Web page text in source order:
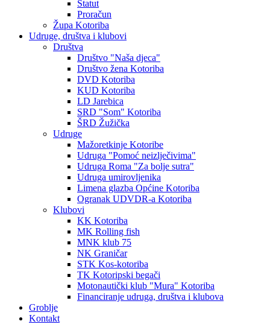
Statut
Proračun
Župa Kotoriba
Udruge, društva i klubovi
Društva
Društvo "Naša djeca"
Društvo žena Kotoriba
DVD Kotoriba
KUD Kotoriba
LD Jarebica
SRD "Som" Kotoriba
ŠRD Žužička
Udruge
Mažoretkinje Kotoribe
Udruga "Pomoć neizlječivima"
Udruga Roma "Za bolje sutra"
Udruga umirovljenika
Limena glazba Općine Kotoriba
Ogranak UDVDR-a Kotoriba
Klubovi
KK Kotoriba
MK Rolling fish
MNK klub 75
NK Graničar
STK Kos-kotoriba
TK Kotoripski begači
Motonautički klub "Mura" Kotoriba
Financiranje udruga, društva i klubova
Groblje
Kontakt